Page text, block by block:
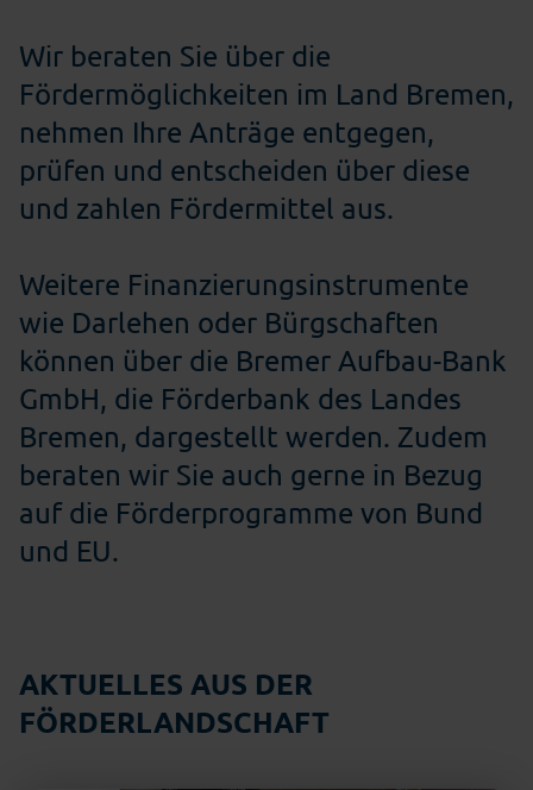
Wir beraten Sie über die
Fördermöglichkeiten im Land Bremen,
nehmen Ihre Anträge entgegen,
prüfen und entscheiden über diese
und zahlen Fördermittel aus.
Weitere Finanzierungsinstrumente
wie Darlehen oder Bürgschaften
können über die Bremer Aufbau-Bank
GmbH, die Förderbank des Landes
Bremen, dargestellt werden. Zudem
beraten wir Sie auch gerne in Bezug
auf die Förderprogramme von Bund
und EU.
AKTUELLES AUS DER
FÖRDERLANDSCHAFT